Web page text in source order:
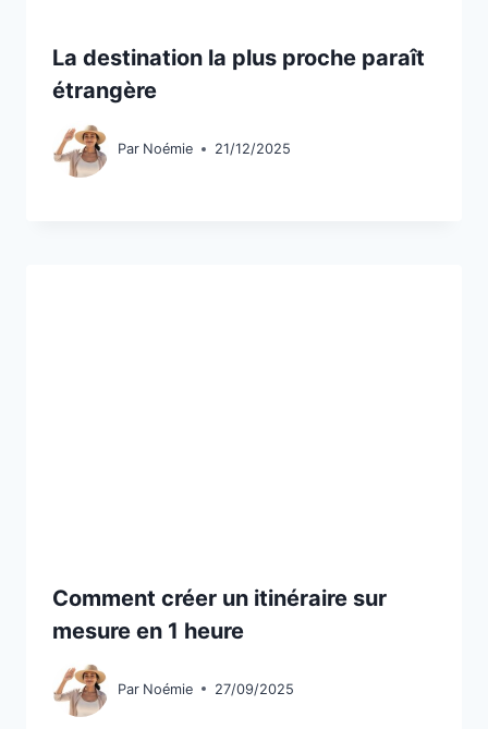
La destination la plus proche paraît
étrangère
Par Noémie 21/12/2025
Comment créer un itinéraire sur
mesure en 1 heure
Par Noémie 27/09/2025